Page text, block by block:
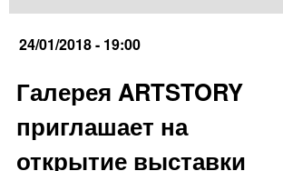
24/01/2018 - 19:00
Галерея ARTSTORY
приглашает на
открытие выставки